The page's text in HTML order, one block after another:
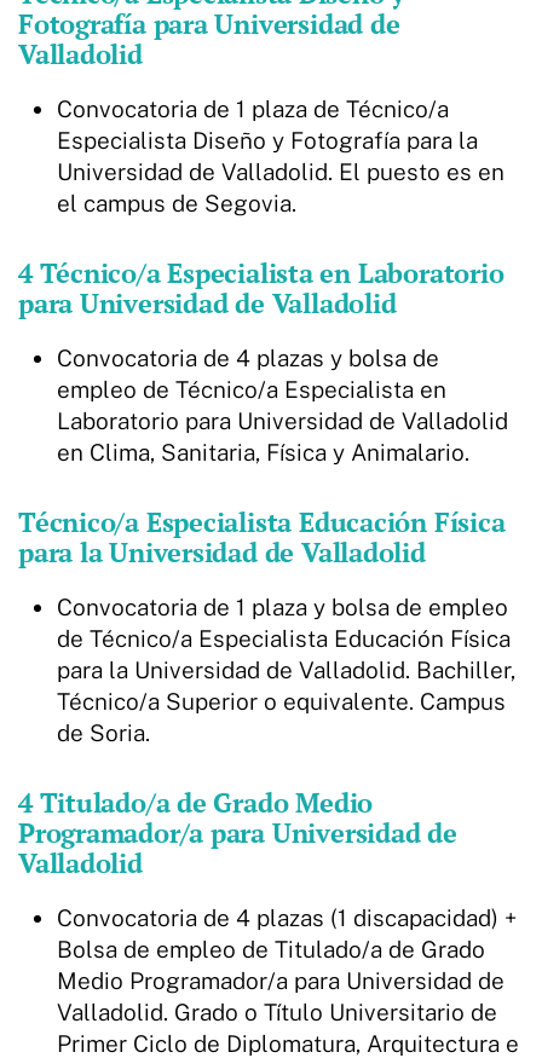
Fotografía para Universidad de
Valladolid
Convocatoria de 1 plaza de Técnico/a
Especialista Diseño y Fotografía para la
Universidad de Valladolid. El puesto es en
el campus de Segovia.
4 Técnico/a Especialista en Laboratorio
para Universidad de Valladolid
Convocatoria de 4 plazas y bolsa de
empleo de Técnico/a Especialista en
Laboratorio para Universidad de Valladolid
en Clima, Sanitaria, Física y Animalario.
Técnico/a Especialista Educación Física
para la Universidad de Valladolid
Convocatoria de 1 plaza y bolsa de empleo
de Técnico/a Especialista Educación Física
para la Universidad de Valladolid. Bachiller,
Técnico/a Superior o equivalente. Campus
de Soria.
4 Titulado/a de Grado Medio
Programador/a para Universidad de
Valladolid
Convocatoria de 4 plazas (1 discapacidad) +
Bolsa de empleo de Titulado/a de Grado
Medio Programador/a para Universidad de
Valladolid. Grado o Título Universitario de
Primer Ciclo de Diplomatura, Arquitectura e